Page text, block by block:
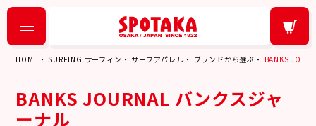
HOME SURFING サーフィン サーフアパレル ブランドから選ぶ BANKS
BANKS JOURNAL バンクスジャ
ーナル